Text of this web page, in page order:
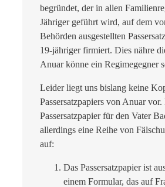
begründet, der in allen
Jähriger geführt wird, auf dem
Behörden ausgestellten
19-jähriger firmiert. Dies nähre
Anuar könne ein Regimegegner
Leider liegt uns bislang keine
Passersatzpapiers von Anuar vor.
Passersatzpapier für den Vater
allerdings eine Reihe von
auf:
Das Passersatzpapier ist
einem Formular, das auf